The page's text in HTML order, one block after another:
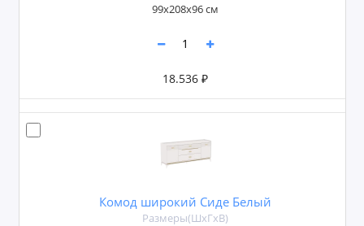
99х208х96 см
18.536 ₽
Комод широкий Сиде Белый
Размеры(ШxГxВ)